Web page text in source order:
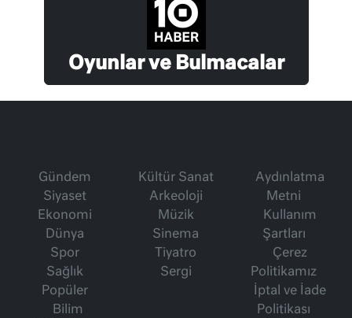
Oyunlar ve Bulmacalar
Gündem
Siyaset
Ekonomi
Dünya
Spor
Sağlık
Popüler
Bilim
Kültür Sanat
Arkeoloji
Müzik
Sinema
Tiyatro
Sergi
Aydınlatma
Metni
Kullanım
Şartları
Çerez
Politikamız
İptal ve İade
Politikası